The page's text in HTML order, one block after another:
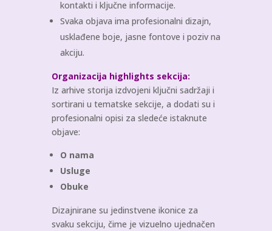
kontakti i ključne informacije.
Svaka objava ima profesionalni dizajn,
usklađene boje, jasne fontove i poziv na
akciju.
Organizacija highlights sekcija:
Iz arhive storija izdvojeni ključni sadržaji i
sortirani u tematske sekcije, a dodati su i
profesionalni opisi za sledeće istaknute
objave:
O nama
Usluge
Obuke
Dizajnirane su jedinstvene ikonice za
svaku sekciju, čime je vizuelno ujednačen